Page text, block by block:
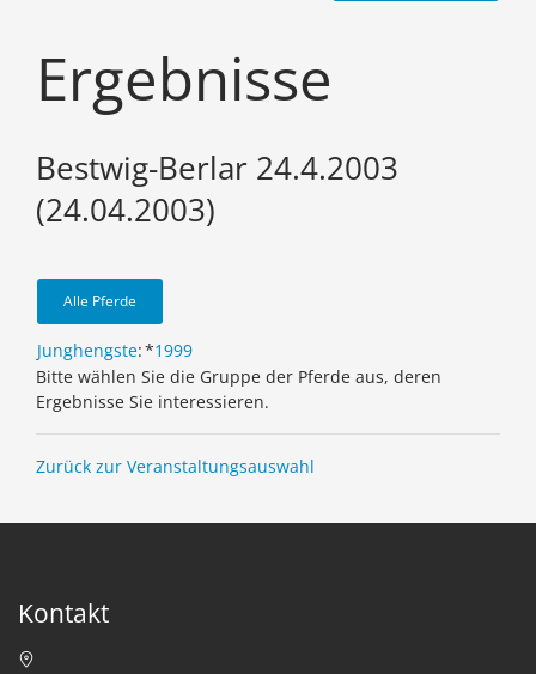
Ergebnisse
Bestwig-Berlar 24.4.2003
(24.04.2003)
Alle Pferde
Junghengste:*1999
Bitte wählen Sie die Gruppe der Pferde aus, deren
Ergebnisse Sie interessieren.
Zurück zur Veranstaltungsauswahl
Kontakt